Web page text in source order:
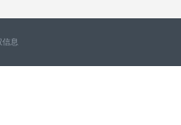
信息